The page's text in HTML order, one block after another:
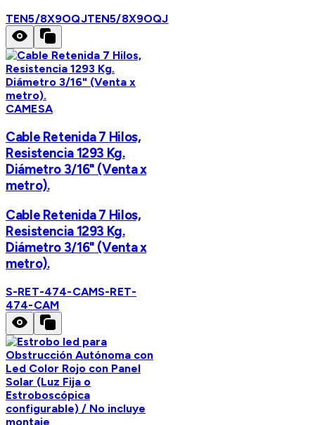
TEN5/8X9OQJTEN5/8X9OQJ
CAMESA
Cable Retenida 7 Hilos,
Resistencia 1293 Kg.
Diámetro 3/16" (Venta x
metro).
Cable Retenida 7 Hilos,
Resistencia 1293 Kg.
Diámetro 3/16" (Venta x
metro).
S-RET-474-CAMS-RET-
474-CAM